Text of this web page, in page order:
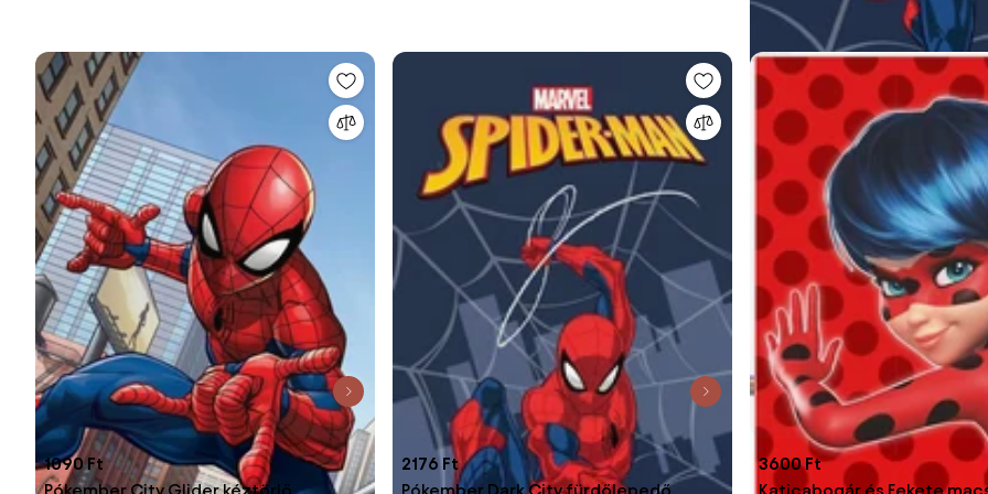
1090 Ft
Pókember City Glider kéztörlő,
2176 Ft
Pókember Dark City fürdőlepedő,
3600 Ft
Katicabogár és Fekete